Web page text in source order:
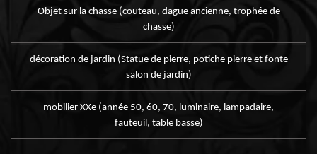
Objet sur la chasse (couteau, dague ancienne, trophée de
chasse)
décoration de jardin (Statue de pierre, potiche pierre et fonte
salon de jardin)
mobilier XXe (année 50, 60, 70, luminaire, lampadaire,
fauteuil, table basse)